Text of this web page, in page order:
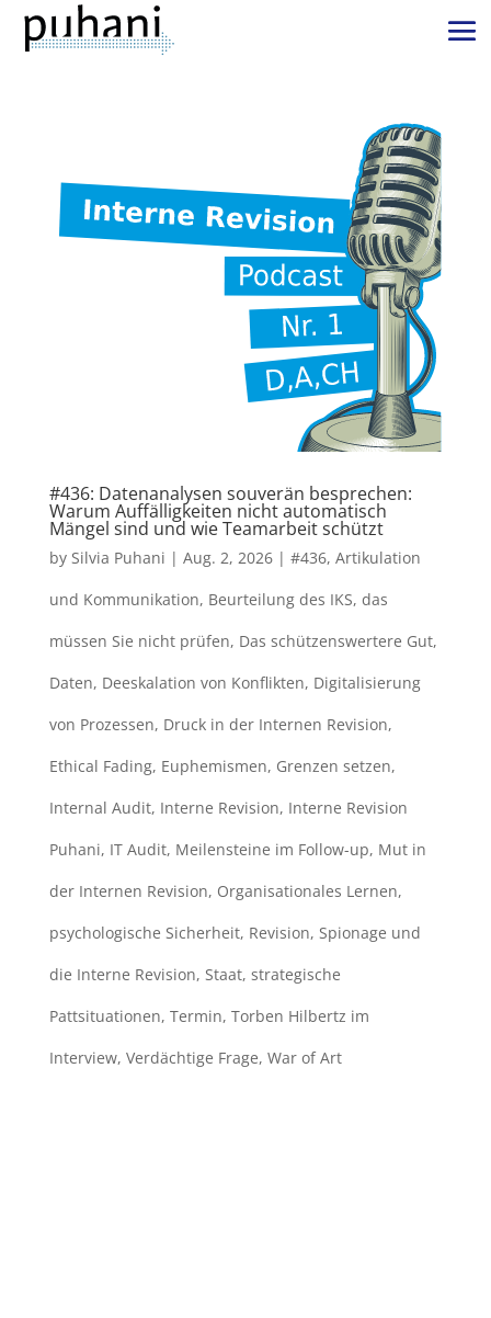
#436: Datenanalysen souverän besprechen:
Warum Auffälligkeiten nicht automatisch
Mängel sind und wie Teamarbeit schützt
by Silvia Puhani | Aug. 2, 2026| #436, Artikulation
und Kommunikation, Beurteilung des IKS, das
müssen Sie nicht prüfen, Das schützenswertere Gut,
Daten, Deeskalation von Konflikten, Digitalisierung
von Prozessen, Druck in der Internen Revision,
Ethical Fading, Euphemismen, Grenzen setzen,
Internal Audit, Interne Revision, Interne Revision
Puhani, IT Audit, Meilensteine im Follow-up, Mut in
der Internen Revision, Organisationales Lernen,
psychologische Sicherheit, Revision, Spionage und
die Interne Revision, Staat, strategische
Pattsituationen, Termin, Torben Hilbertz im
Interview, Verdächtige Frage, War of Art